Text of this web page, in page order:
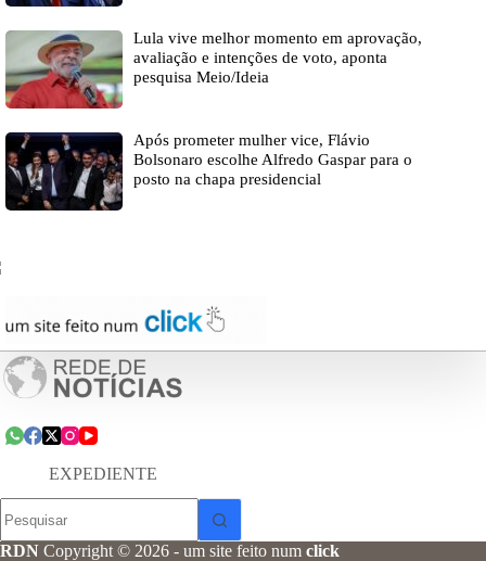
Lula vive melhor momento em aprovação,
avaliação e intenções de voto, aponta
pesquisa Meio/Ideia
Após prometer mulher vice, Flávio
Bolsonaro escolhe Alfredo Gaspar para o
posto na chapa presidencial
EXPEDIENTE
resultados
RDN Copyright © 2026 - um site feito num click